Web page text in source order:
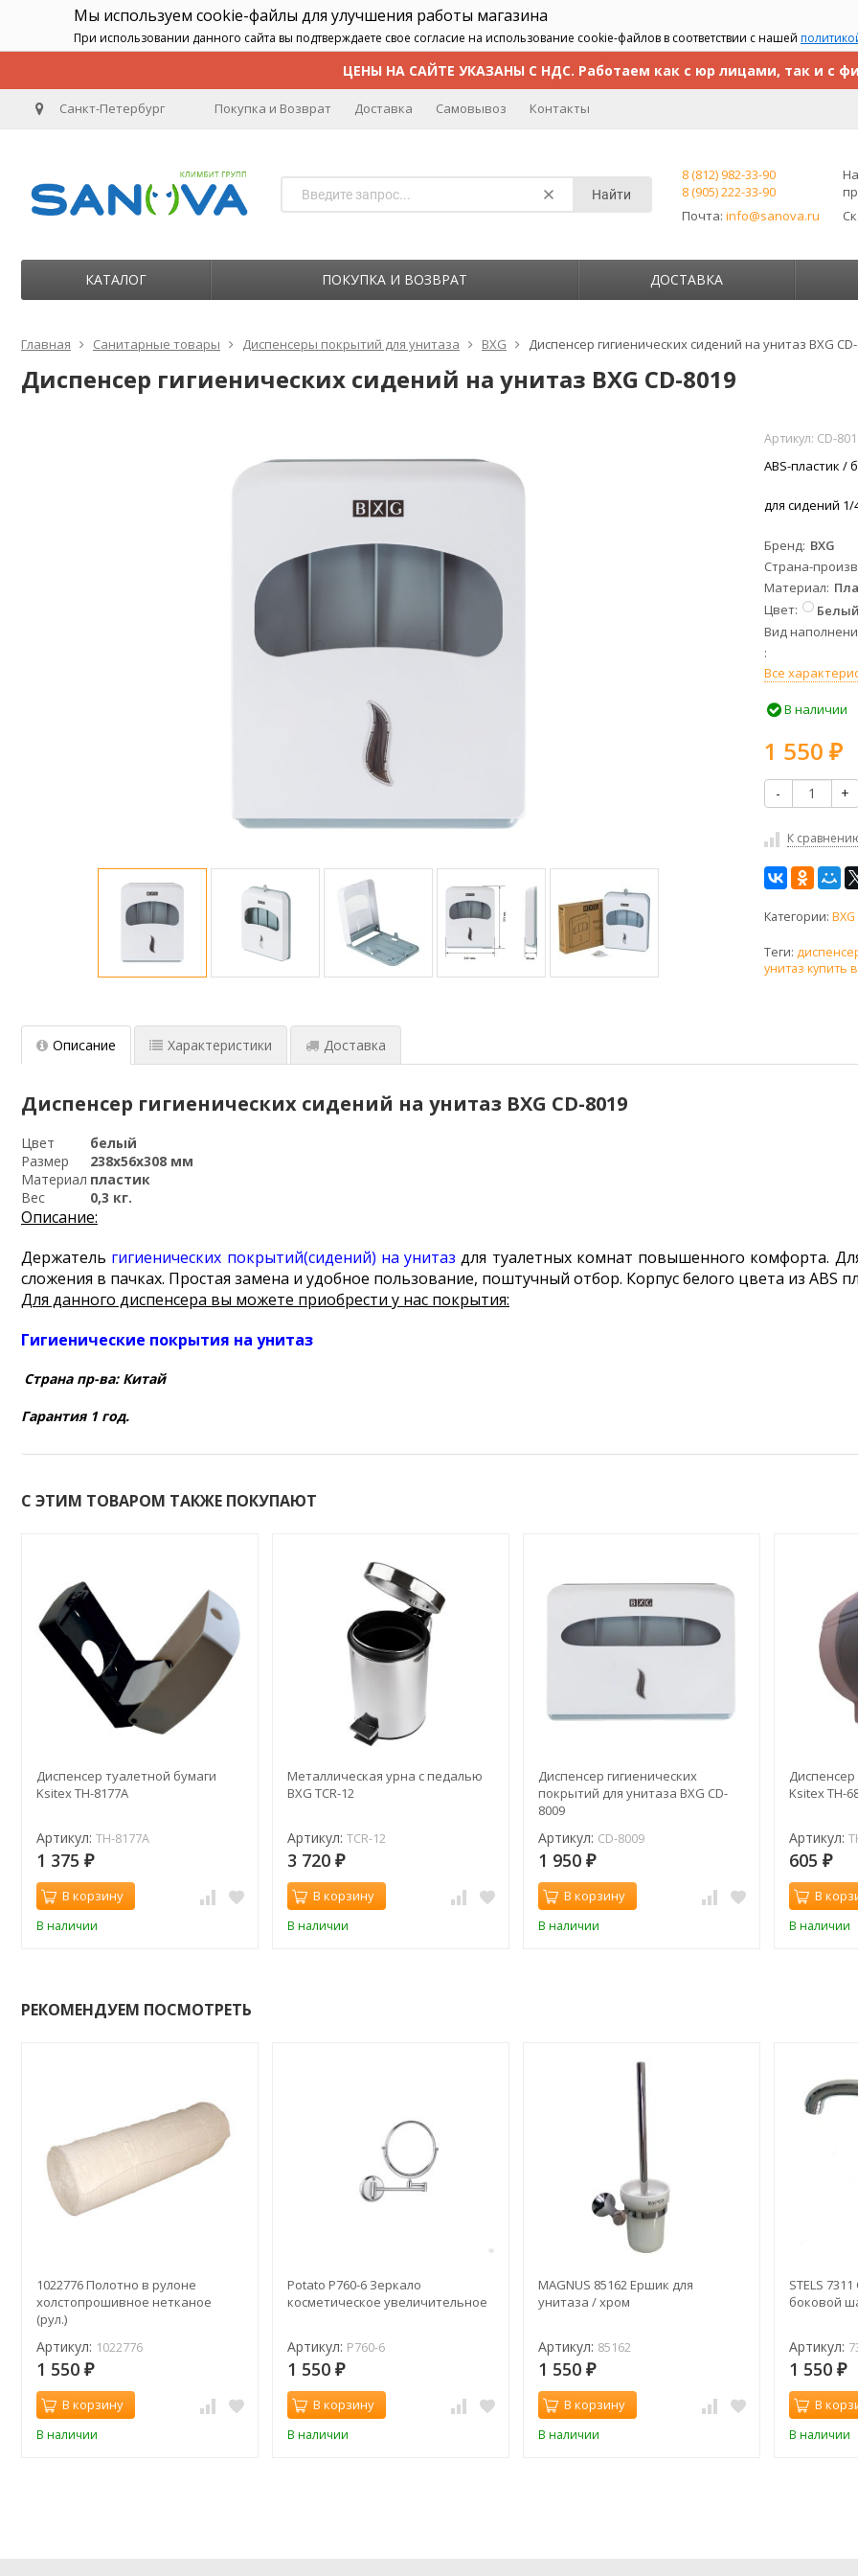
Мы используем cookie-файлы для улучшения работы магазина
При использовании данного сайта вы подтверждаете свое согласие на использование cookie-файлов в соответствии с нашей
ЦЕНЫ НА САЙТЕ УКАЗАНЫ С НДС. Работаем как с юр лицами, так и с
Санкт-Петербург Покупка и Возврат Доставка Самовывоз Контакты
Найти
8 (812) 982-33-90
8 (905) 222-33-90
Почта: info@sanova.ru
КАТАЛОГ ПОКУПКА И ВОЗВРАТ ДОСТАВКА
Главная Санитарные товары Диспенсеры покрытий для унитаза BXG Диспенсер гигиенических сидений на унитаз BXG
Диспенсер гигиенических сидений на унитаз BXG CD-8019
Артикул: CD-
ABS-пластик /
для сидений
Бренд BXG
Страна-
Материал
Цвет
Вид
Все
В наличии
1 550 ₽
- +
К
Категории: BXG
Теги:
унитаз купить
Описание Характеристики Доставка
Диспенсер гигиенических сидений на унитаз BXG CD-8019
Цвет
белый
Размер
238x56x308 мм
Материал пластик
Вес
0,3 кг.
Описание:
Держатель гигиенических покрытий(сидений) на унитаз для туалетных комнат повышенного комфорта.
сложения в пачках. Простая замена и удобное пользование, поштучный отбор. Корпус белого цвета из ABS
Для данного диспенсера вы можете приобрести у нас покрытия:
Гигиенические покрытия на унитаз
Страна пр-ва: Китай
Гарантия 1 год.
С ЭТИМ ТОВАРОМ ТАКЖЕ ПОКУПАЮТ
Диспенсер туалетной бумаги
Ksitex TH-8177A
Артикул: TH-8177A
1 375 ₽
В корзину
В наличии
Металлическая урна с педалью
BXG TCR-12
Артикул: TCR-12
3 720 ₽
В корзину
В наличии
Диспенсер гигиенических
покрытий для унитаза BXG CD-
8009
Артикул: CD-8009
1 950 ₽
В корзину
В наличии
Ksitex TH-
Артикул:
605 ₽
В
В наличии
РЕКОМЕНДУЕМ ПОСМОТРЕТЬ
1022776 Полотно в рулоне
холстопрошивное нетканое
(рул.)
Артикул: 1022776
1 550 ₽
В корзину
В наличии
Potato P760-6 Зеркало
косметическое увеличительное
Артикул: P760-6
1 550 ₽
В корзину
В наличии
MAGNUS 85162 Ершик для
унитаза / хром
Артикул: 85162
1 550 ₽
В корзину
В наличии
STELS
боковой
Артикул:
1 550 ₽
В
В наличии